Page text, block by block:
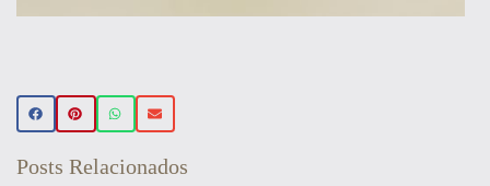
🌿 Realce sua beleza de forma natural!
Conheça nossos produtos de beleza
veganos 💚 Use o cupom PRIMEIRA15 e
ganhe 15% OFF na sua primeira compra!
Posts Relacionados